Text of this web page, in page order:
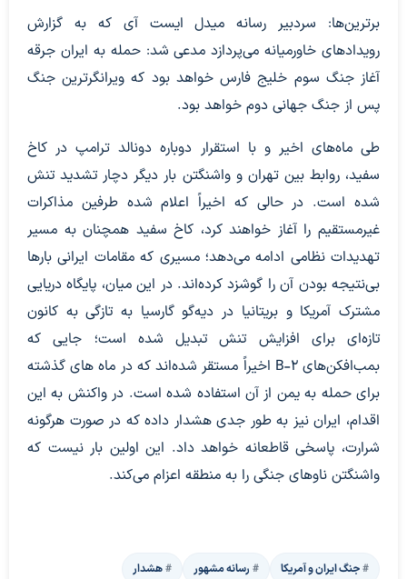
برترین‌ها: سردبیر رسانه میدل ایست آی که به گزارش
رویدادهای خاورمیانه می‌پردازد مدعی شد: حمله به ایران جرقه
آغاز جنگ سوم خلیج فارس خواهد بود که ویرانگرترین جنگ
پس از جنگ جهانی دوم خواهد بود.
طی ماه‌های اخیر و با استقرار دوباره دونالد ترامپ در کاخ
سفید، روابط بین تهران و واشنگتن بار دیگر دچار تشدید تنش
شده است. در حالی که اخیراً اعلام شده طرفین مذاکرات
غیرمستقیم را آغاز خواهند کرد، کاخ سفید همچنان به مسیر
تهدیدات نظامی ادامه می‌دهد؛ مسیری که مقامات ایرانی بارها
بی‌نتیجه بودن آن را گوشزد کرده‌اند. در این میان، پایگاه دریایی
مشترک آمریکا و بریتانیا در دیه‌گو گارسیا به تازگی به کانون
تازه‌ای برای افزایش تنش تبدیل شده است؛ جایی که
بمب‌افکن‌های B-۲ اخیراً مستقر شده‌اند که در ماه های گذشته
برای حمله به یمن از آن استفاده شده است. در واکنش به این
اقدام، ایران نیز به طور جدی هشدار داده که در صورت هرگونه
شرارت، پاسخی قاطعانه خواهد داد. این اولین بار نیست که
واشنگتن ناوهای جنگی را به منطقه اعزام می‌کند.
جنگ ایران و آمریکا رسانه مشهور هشدار